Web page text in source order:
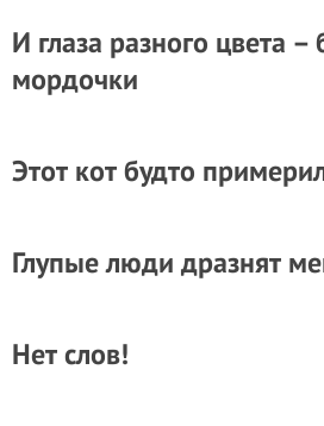
И глаза разного цвета –
мордочки
Этот кот будто
Глупые люди дразнят
Нет слов!